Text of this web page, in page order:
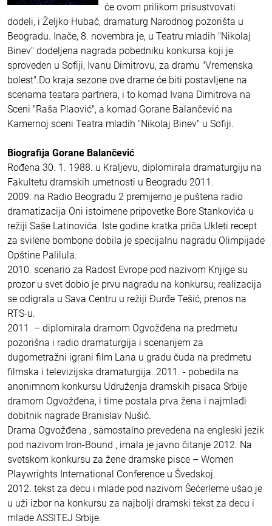
će ovom prilikom prisustvovati
dodeli, i Željko Hubač, dramaturg Narodnog pozorišta u
Beogradu. Inače, 8. novembra je, u Teatru mladih "Nikolaj
Binev" dodeljena nagrada pobedniku konkursa koji je
sproveden u Sofiji, Ivanu Dimitrovu, za dramu "Vremenska
bolest".Do kraja sezone ove drame će biti postavljene na
scenama teatara partnera, i to komad Ivana Dimitrova na
Sceni "Raša Plaović", a komad Gorane Balančević na
Kamernoj sceni Teatra mladih "Nikolaj Binev" u Sofiji.
Biografija Gorane Balančević
Rođena 30. 1. 1988. u Kraljevu, diplomirala dramaturgiju na
Fakultetu dramskih umetnosti u Beogradu 2011.
2009. na Radio Beogradu 2 premijerno je puštena radio
dramatizacija Oni istoimene pripovetke Bore Stankovića u
režiji Saše Latinovića. Iste godine kratka priča Ukleti recept
za svilene bombone dobila je specijalnu nagradu Olimpijade
Opštine Palilula.
2010. scenario za Radost Evrope pod nazivom Knjige su
prozor u svet dobio je prvu nagradu na konkursu; realizacija
se odigrala u Sava Centru u režiji Đurđe Tešić, prenos na
RTS-u.
2011. – diplomirala dramom Ogvožđena na predmetu
pozorišna i radio dramaturgija i scenarijem za
dugometražni igrani film Lana u gradu čuda na predmetu
filmska i televizijska dramaturgija. 2011. - pobedila na
anonimnom konkursu Udruženja dramskih pisaca Srbije
dramom Ogvožđena, i time postala prva žena i najmlađi
dobitnik nagrade Branislav Nušić.
Drama Ogvožđena , samostalno prevedena na engleski jezik
pod nazivom Iron-Bound , imala je javno čitanje 2012. Na
svetskom konkursu za žene dramske pisce – Women
Playwrights International Conference u Švedskoj.
2012. tekst za decu i mlade pod nazivom Šećerleme ušao je
u uži izbor na konkursu za najbolji dramski tekst za decu i
mlade ASSITEJ Srbije.